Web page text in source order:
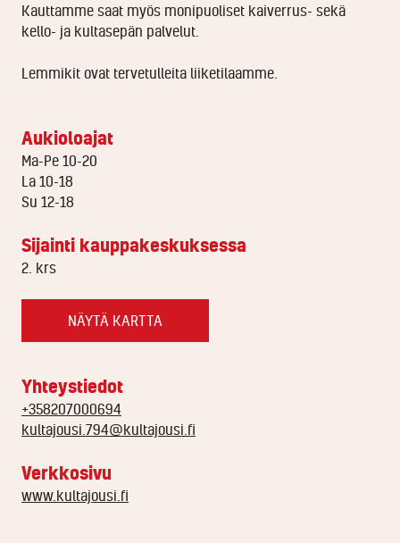
Kauttamme saat myös monipuoliset kaiverrus- sekä
kello- ja kultasepän palvelut.
Lemmikit ovat tervetulleita liiketilaamme.
Aukioloajat
Ma-Pe 10-20
La 10-18
Su 12-18
Sijainti kauppakeskuksessa
2. krs
NÄYTÄ KARTTA
Yhteystiedot
+358207000694
kultajousi.794@kultajousi.fi
Verkkosivu
www.kultajousi.fi